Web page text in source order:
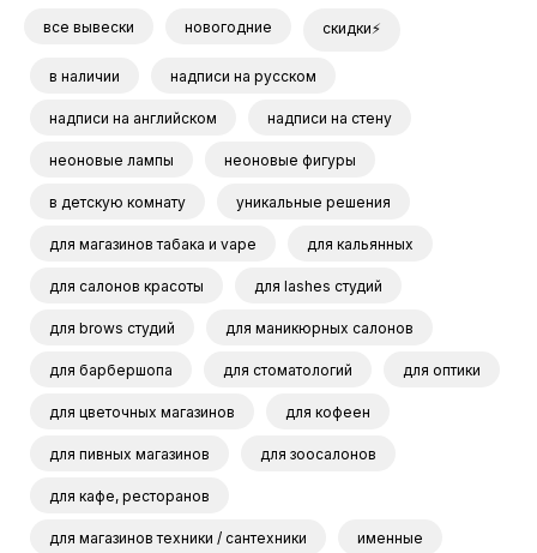
все вывески новогодние скидки⚡
в наличии надписи на русском
надписи на английском надписи на стену
неоновые лампы неоновые фигуры
в детскую комнату уникальные решения
для магазинов табака и vape для кальянных
для салонов красоты для lashes студий
для brows студий для маникюрных салонов
для барбершопа для стоматологий для оптики
для цветочных магазинов для кофеен
для пивных магазинов для зоосалонов
для кафе, ресторанов
для магазинов техники / сантехники именные